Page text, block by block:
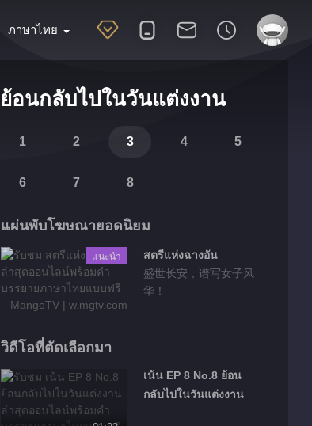
ภาษาไทย
ย้อนกลับไปในวันแต่งงาน
1 2 3 4 5
6 7 8
แผ่นพับโฆษณายอดนิยม
แนะนำ
สตรีแห่งฉางอัน
盛世长安，谱写女子风
华！
วิดีโอที่ตัดเลือกมา
เน้น EP 8 No.8 ย้อน
กลับไปในวันแต่งงาน